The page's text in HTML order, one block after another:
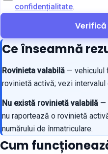
confidențialitate.
Ce înseamnă
Rovinieta valabilă — vehiculul
rovinietă activă; vezi
Nu există rovinietă valabilă —
nu raportează o rovinietă
numărului de înmatriculare.
Cum